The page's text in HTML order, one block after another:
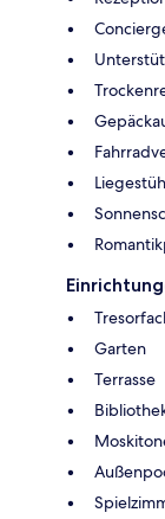
Garten
Terrasse